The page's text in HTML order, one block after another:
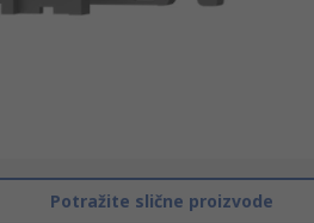
Potražite slične proizvode